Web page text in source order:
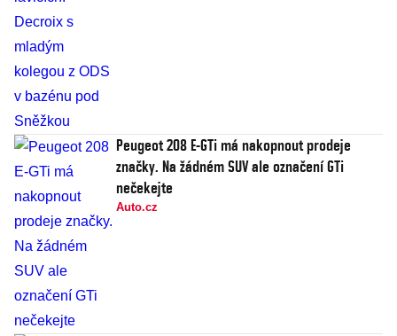
Peugeot 208 E-GTi má nakopnout prodeje
značky. Na žádném SUV ale označení GTi
nečekejte
Auto.cz